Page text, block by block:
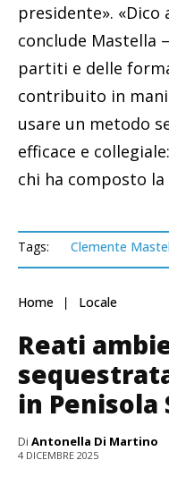
presidente». «Dico
conclude Mastella
partiti e delle
contribuito in
usare un metodo
efficace e
chi ha composto
Tags: Clemente
Home Locale
Reati
in
Di Antonella Di Martino
4 DICEMBRE 2025